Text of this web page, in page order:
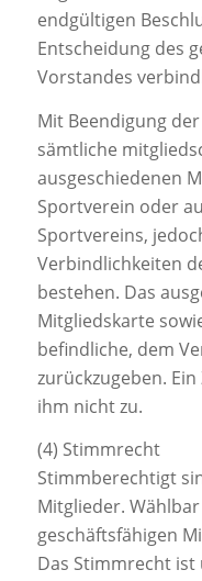
endgültigen
Entscheidung des
Vorstandes
Mit Beendigung
sämtliche
ausgeschiedenen
Sportverein oder
Sportvereins,
Verbindlichkeiten
bestehen. Das
Mitgliedskarte
befindliche, dem
zurückzugeben.
ihm nicht zu.
(4) Stimmrecht
Stimmberechtigt
Mitglieder.
geschäftsfähigen
Das Stimmrecht